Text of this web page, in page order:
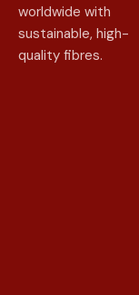
worldwide with
sustainable, high-
quality fibres.